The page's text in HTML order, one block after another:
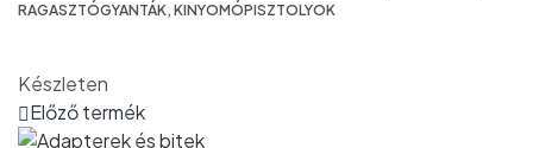
RAGASZTÓGYANTÁK, KINYOMÓPISZTOLYOK
Készleten
Előző termék